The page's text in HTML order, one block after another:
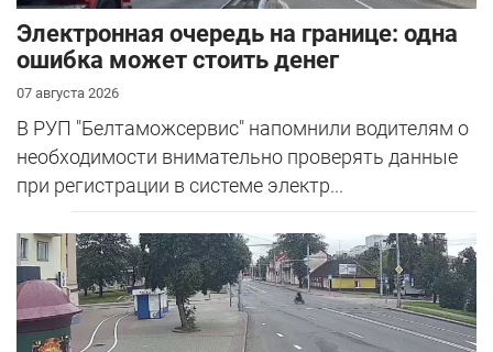
Электронная очередь на границе: одна
ошибка может стоить денег
07 августа 2026
В РУП "Белтаможсервис" напомнили водителям о
необходимости внимательно проверять данные
при регистрации в системе электр...